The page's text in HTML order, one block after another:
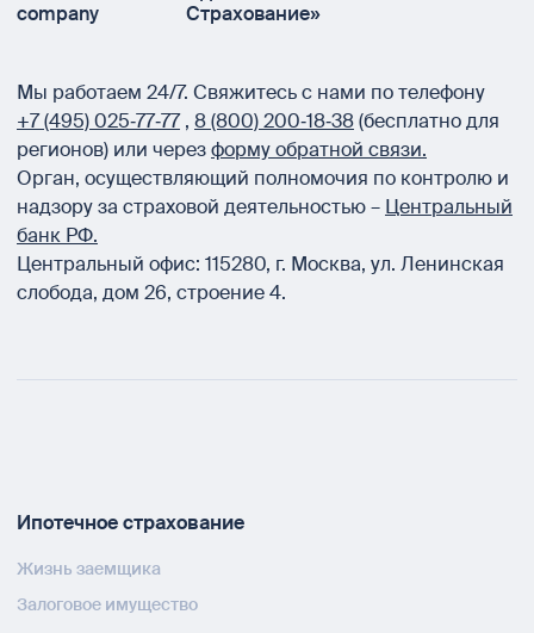
company
Страхование»
Мы работаем 24/7. Свяжитесь с нами по телефону
+7 (495) 025‑77‑77 , 8 (800) 200‑18‑38(бесплатно для
регионов) или черезформу обратной связи.
Орган, осуществляющий полномочия по контролю и
надзору за страховой деятельностью – Центральный
банк РФ.
Центральный офис: 115280, г. Москва, ул. Ленинская
слобода, дом 26, строение 4.
Ипотечное страхование
Жизнь заемщика
Залоговое имущество